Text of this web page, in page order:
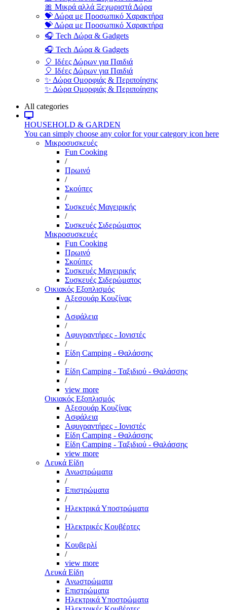
🎀 Μικρά αλλά Ξεχωριστά Δώρα
💝 Δώρα με Προσωπικό Χαρακτήρα
💝 Δώρα με Προσωπικό Χαρακτήρα
🎧 Tech Δώρα & Gadgets
🎧 Tech Δώρα & Gadgets
🎈 Ιδέες Δώρων για Παιδιά
🎈 Ιδέες Δώρων για Παιδιά
✨ Δώρα Ομορφιάς & Περιποίησης
✨ Δώρα Ομορφιάς & Περιποίησης
All categories
HOUSEHOLD & GARDEN
You can simply choose any color for your category icon here
Μικροσυσκευές
Fun Cooking
/
Πρωινό
/
Σκούπες
/
Συσκευές Μαγειρικής
/
Συσκευές Σιδερώματος
Μικροσυσκευές
Fun Cooking
Πρωινό
Σκούπες
Συσκευές Μαγειρικής
Συσκευές Σιδερώματος
Οικιακός Εξοπλισμός
Αξεσουάρ Κουζίνας
/
Ασφάλεια
/
Αφυγραντήρες - Ιονιστές
/
Είδη Camping - Θαλάσσης
/
Είδη Camping - Ταξιδιού - Θαλάσσης
/
view more
Οικιακός Εξοπλισμός
Αξεσουάρ Κουζίνας
Ασφάλεια
Αφυγραντήρες - Ιονιστές
Είδη Camping - Θαλάσσης
Είδη Camping - Ταξιδιού - Θαλάσσης
view more
Λευκά Είδη
Ανωστρώματα
/
Επιστρώματα
/
Ηλεκτρικά Υποστρώματα
/
Ηλεκτρικές Κουβέρτες
/
Κουβερλί
/
view more
Λευκά Είδη
Ανωστρώματα
Επιστρώματα
Ηλεκτρικά Υποστρώματα